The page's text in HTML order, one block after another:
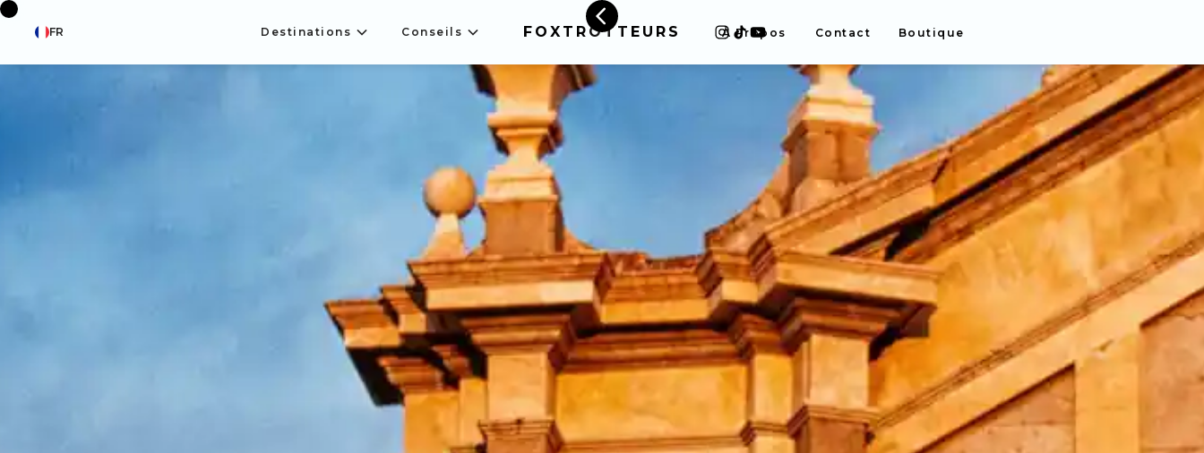
FR Destinations Conseils FOXTROTTEURS À Propos Contact Boutique